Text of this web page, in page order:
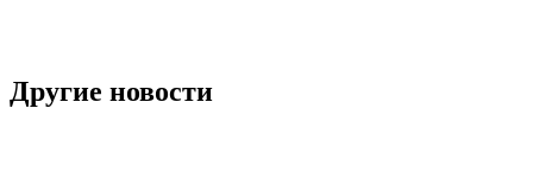
Другие новости